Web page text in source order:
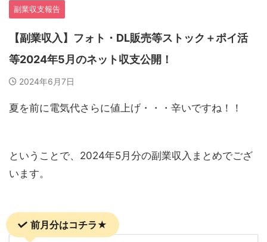
副業収支報告
【副業収入】フォト・DL販売等ストック＋ポイ活
等2024年5月のネット収支公開！
2024年6月7日
夏を前に電気代さらに値上げ・・・辛いですね！！
ということで、2024年5月分の副業収入まとめでござ
います。
前月分はコチラ★